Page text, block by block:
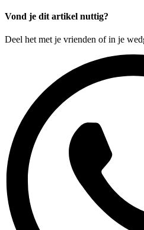
Vond je dit artikel nuttig?
Deel het met je vrienden of in je